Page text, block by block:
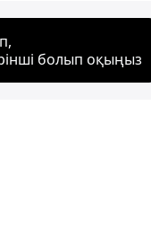
болып оқыңыз